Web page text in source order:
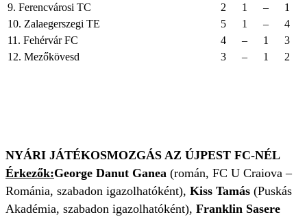
9. Ferencvárosi TC
2 1 – 1
10. Zalaegerszegi TE
5 1 – 4
11. Fehérvár FC
4 – 1 3
12. Mezőkövesd
3 – 1 2
NYÁRI JÁTÉKOSMOZGÁS AZ ÚJPEST FC-NÉL
Érkezők:George Danut Ganea (román, FC U Craiova –
Románia, szabadon igazolhatóként), Kiss Tamás (Puskás
Akadémia, szabadon igazolhatóként), Franklin Sasere